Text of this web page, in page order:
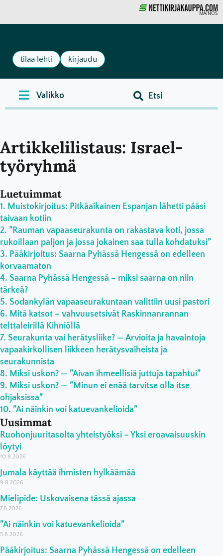
MAINOS
tilaa lehti kirjaudu
Artikkelilistaus: Israel-
työryhmä
Luetuimmat
Muistokirjoitus: Pitkäaikainen Espanjan lähetti pääsi
taivaan kotiin
”Rauman vapaaseurakunta on rakastava koti, jossa
rukoillaan paljon ja jossa jokainen saa tulla kohdatuksi”
Pääkirjoitus: Saarna Pyhässä Hengessä on edelleen
korvaamaton
Saarna Pyhässä Hengessä – miksi saarna on niin
tärkeä?
Sodankylän vapaaseurakuntaan valittiin uusi pastori
Mitä katsot – vahvuusetsivät Raskinnanrannan
telttaleirillä Kihniöllä
Seurakunta vai herätysliike? — Arvioita ja havaintoja
vapaakirkollisen liikkeen herätysvaiheista ja
seurakunnista
Miksi uskon? — ”Aivan ihmeellisiä juttuja tapahtui”
Miksi uskon? — ”Minun ei enää tarvitse olla itse
ohjaksissa”
”Ai näinkin voi katuevankelioida”
Uusimmat
Ruohonjuuritasolta yhteistyöksi – Yksi eroavaisuuskin
löytyi
10.8.2026
Jumala käyttää ihmisten hylkäämää
9.8.2026
Mielipide: Uskovaisena tässä ajassa
7.8.2026
”Ai näinkin voi katuevankelioida”
5.8.2026
Pääkirjoitus: Saarna Pyhässä Hengessä on edelleen